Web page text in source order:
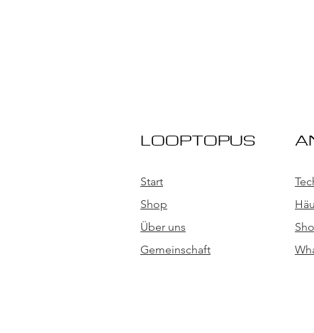
LOOPTOPUS
Start
Shop
Über uns
Gemeinschaft